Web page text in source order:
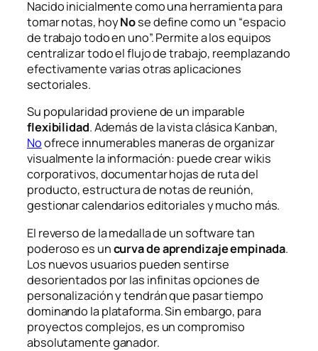
Nacido inicialmente como una herramienta para
tomar notas, hoyNose define como un “espacio
de trabajo todo en uno”. Permite a los equipos
centralizar todo el flujo de trabajo, reemplazando
efectivamente varias otras aplicaciones
sectoriales.
Su popularidad proviene de un imparable
flexibilidad. Además de la vista clásica Kanban,
Noofrece innumerables maneras de organizar
visualmente la información: puede crear wikis
corporativos, documentar hojas de ruta del
producto, estructura de notas de reunión,
gestionar calendarios editoriales y mucho más.
El reverso de la medalla de un software tan
poderoso es uncurva de aprendizaje empinada.
Los nuevos usuarios pueden sentirse
desorientados por las infinitas opciones de
personalización y tendrán que pasar tiempo
dominando la plataforma. Sin embargo, para
proyectos complejos, es un compromiso
absolutamente ganador.